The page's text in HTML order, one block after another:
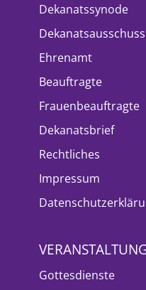
Dekanatssynode
Dekanatsausschuss
Ehrenamt
Beauftragte
Frauenbeauftragte
Dekanatsbrief
Rechtliches
Impressum
Gottesdienste